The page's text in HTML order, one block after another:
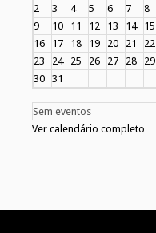
2
3 4 5 6 7
8
9
10 11 12 13 14
15
16
17 18 19 20 21
22
23
24 25 26 27 28
29
30 31
Sem eventos
Ver calendário completo